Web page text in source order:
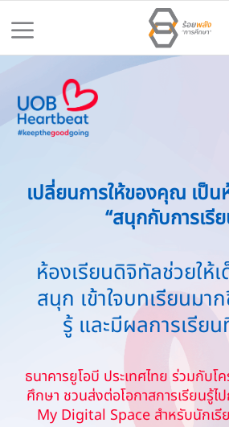
i
เปลี่ยนการให้ของคุณ เป็น
“สนุกกับการเรี
ห้องเรียนดิจิทัลช่วยให้
สนุก เข้าใจบทเรียนมา
รู้ และมีผลการเรีย
ธนาคารยูโอบี ประเทศไทย ร่วมกับโ
ศึกษา ชวนส่งต่อโอกาสการเรียนรู้ไ
My Digital Space สำหรับนักเรี